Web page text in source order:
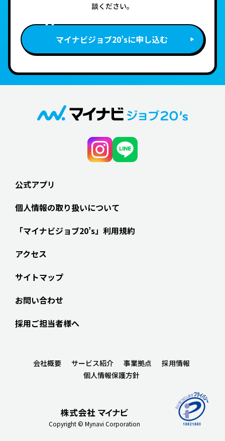
談ください。
マイナビジョブ20’sに申し込む
公式アプリ
個人情報の取り扱いについて
「マイナビジョブ20’s」利用規約
アクセス
サイトマップ
お問い合わせ
採用ご担当者様へ
Copyright © Mynavi Corporation
会社概要 サービス紹介 事業拠点
採用情報
個人情報保護方針